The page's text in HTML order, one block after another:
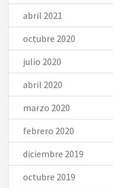
abril 2021
octubre 2020
julio 2020
abril 2020
marzo 2020
febrero 2020
diciembre 2019
octubre 2019